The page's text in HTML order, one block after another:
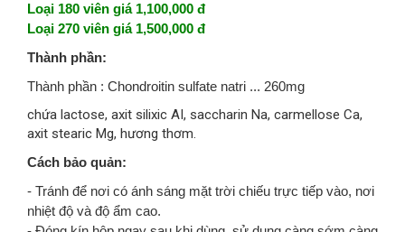
Loại 180 viên giá 1,100,000 đ
Loại 270 viên giá 1,500,000 đ
Thành phần:
Thành phần : Chondroitin sulfate natri ... 260mg
chứa lactose, axit silixic AI, saccharin Na, carmellose Ca,
axit stearic Mg, hương thơm.
Cách bảo quản:
- Tránh để nơi có ánh sáng mặt trời chiếu trực tiếp vào, nơi
nhiệt độ và độ ẩm cao.